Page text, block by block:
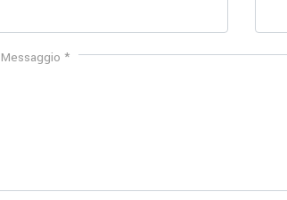
Messaggio *